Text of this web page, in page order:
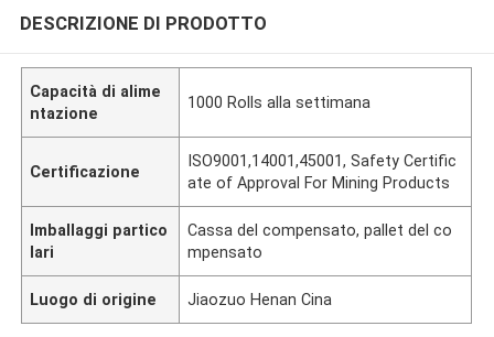
DESCRIZIONE DI PRODOTTO
Capacità di alime
ntazione
1000 Rolls alla settimana
Certificazione
ISO9001,14001,45001, Safety Certific
ate of Approval For Mining Products
Imballaggi partico
lari
Cassa del compensato, pallet del co
mpensato
Luogo di origine Jiaozuo Henan Cina